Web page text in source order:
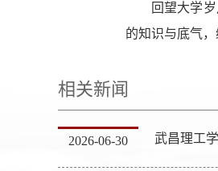
回望大学
的知识与底气
相关新闻
2026-06-30